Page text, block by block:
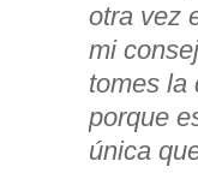
otra vez
mi
tomes la
porque
única